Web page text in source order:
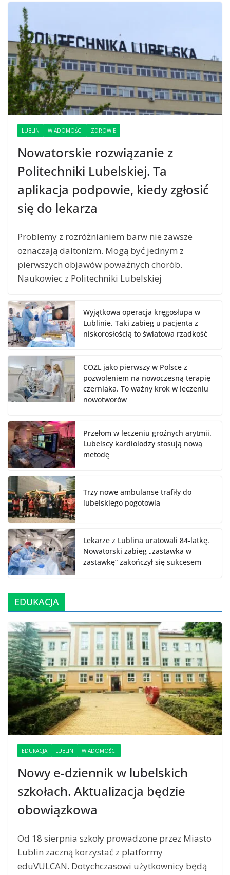
LUBLIN WIADOMOŚCI ZDROWIE
Nowatorskie rozwiązanie z
Politechniki Lubelskiej. Ta
aplikacja podpowie, kiedy zgłosić
się do lekarza
Problemy z rozróżnianiem barw nie zawsze
oznaczają daltonizm. Mogą być jednym z
pierwszych objawów poważnych chorób.
Naukowiec z Politechniki Lubelskiej
Wyjątkowa operacja kręgosłupa w
Lublinie. Taki zabieg u pacjenta z
niskorosłością to światowa rzadkość
COZL jako pierwszy w Polsce z
pozwoleniem na nowoczesną terapię
czerniaka. To ważny krok w leczeniu
nowotworów
Przełom w leczeniu groźnych arytmii.
Lubelscy kardiolodzy stosują nową
metodę
Trzy nowe ambulanse trafiły do
lubelskiego pogotowia
Lekarze z Lublina uratowali 84-latkę.
Nowatorski zabieg „zastawka w
zastawkę” zakończył się sukcesem
EDUKACJA
EDUKACJA LUBLIN WIADOMOŚCI
Nowy e-dziennik w lubelskich
szkołach. Aktualizacja będzie
obowiązkowa
Od 18 sierpnia szkoły prowadzone przez Miasto
Lublin zaczną korzystać z platformy
eduVULCAN. Dotychczasowi użytkownicy będą